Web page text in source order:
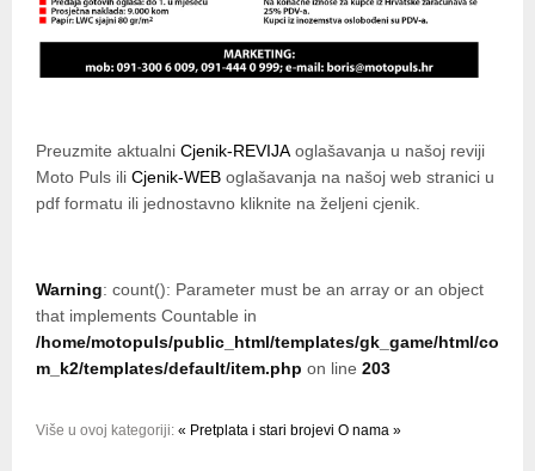
Preuzmite aktualni Cjenik-REVIJA oglašavanja u našoj reviji
Moto Puls ili Cjenik-WEB oglašavanja na našoj web stranici u
pdf formatu ili jednostavno kliknite na željeni cjenik.
Warning: count(): Parameter must be an array or an object
that implements Countable in
/home/motopuls/public_html/templates/gk_game/html/co
m_k2/templates/default/item.php on line 203
Više u ovoj kategoriji: « Pretplata i stari brojevi O nama »